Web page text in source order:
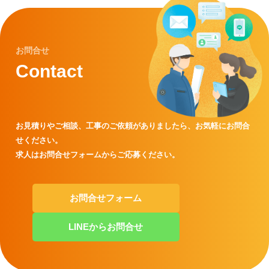
お問合せ
Contact
お見積りやご相談、工事のご依頼がありましたら、 お気軽にお問合
せください。
求人はお問合せフォームからご応募ください。
お問合せフォーム
LINEからお問合せ